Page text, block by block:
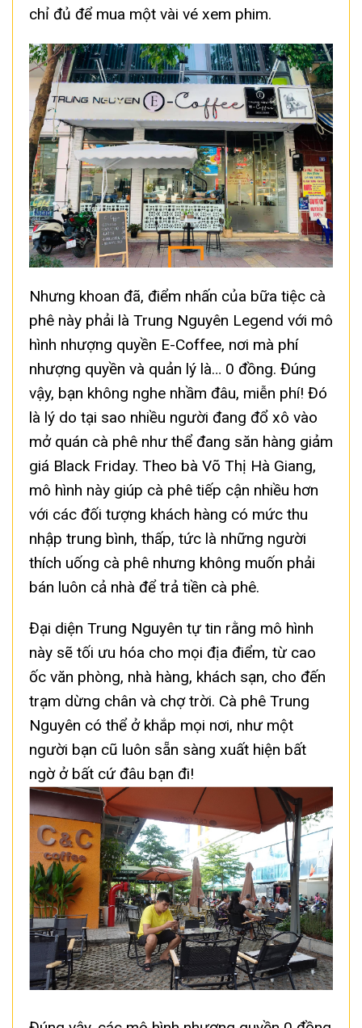
chỉ đủ để mua một vài vé xem phim.
Nhưng khoan đã, điểm nhấn của bữa tiệc cà
phê này phải là Trung Nguyên Legend với mô
hình nhượng quyền E-Coffee, nơi mà phí
nhượng quyền và quản lý là… 0 đồng. Đúng
vậy, bạn không nghe nhầm đâu, miễn phí! Đó
là lý do tại sao nhiều người đang đổ xô vào
mở quán cà phê như thể đang săn hàng giảm
giá Black Friday. Theo bà Võ Thị Hà Giang,
mô hình này giúp cà phê tiếp cận nhiều hơn
với các đối tượng khách hàng có mức thu
nhập trung bình, thấp, tức là những người
thích uống cà phê nhưng không muốn phải
bán luôn cả nhà để trả tiền cà phê.
Đại diện Trung Nguyên tự tin rằng mô hình
này sẽ tối ưu hóa cho mọi địa điểm, từ cao
ốc văn phòng, nhà hàng, khách sạn, cho đến
trạm dừng chân và chợ trời. Cà phê Trung
Nguyên có thể ở khắp mọi nơi, như một
người bạn cũ luôn sẵn sàng xuất hiện bất
ngờ ở bất cứ đâu bạn đi!